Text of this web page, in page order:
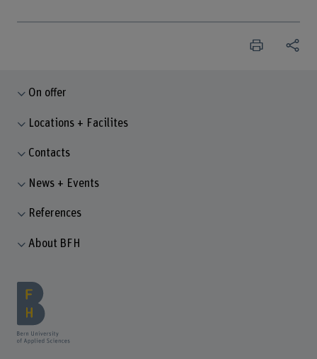
On offer
Locations + Facilites
Contacts
News + Events
References
About BFH